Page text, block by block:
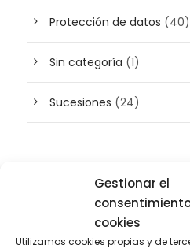
Gestionar el
cookies
Utilizamos cookies propias y de
Protección de datos (40)
Sin categoría (1)
Sucesiones (24)
Buscador de artículos